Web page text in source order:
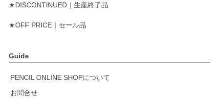
★DISCONTINUED｜生産終了品
★OFF PRICE｜セール品
Guide
PENCIL ONLINE SHOPについて
お問合せ